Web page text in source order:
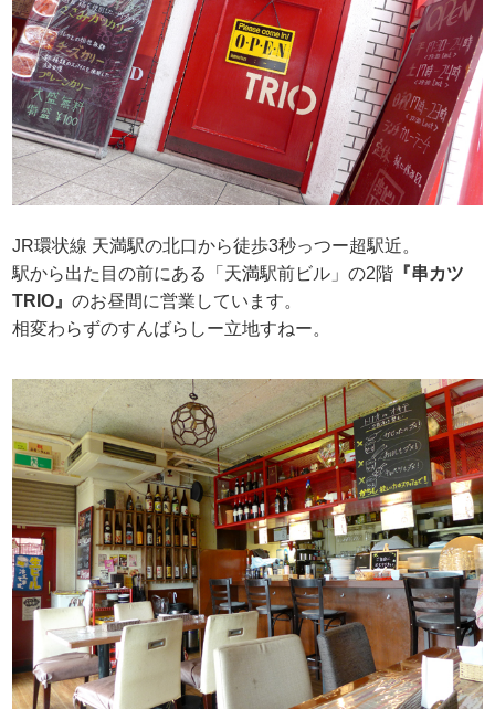
JR環状線 天満駅の北口から徒歩3秒っつー超駅近。
駅から出た目の前にある「天満駅前ビル」の2階 『串カツ
TRIO』のお昼間に営業しています。
相変わらずのすんばらしー立地すねー。